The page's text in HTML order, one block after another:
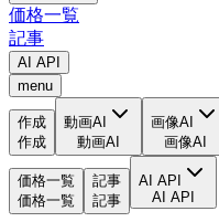
価格一覧
記事
AI API
menu
作成
作成
動画AI
動画AI
画像AI
画像AI
価格一覧
価格一覧
記事
記事
AI API
AI API